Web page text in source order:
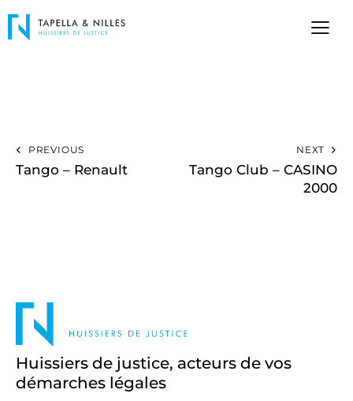
PREVIOUS
Tango – Renault
NEXT
Tango Club – CASINO
2000
Huissiers de justice, acteurs de vos
démarches légales